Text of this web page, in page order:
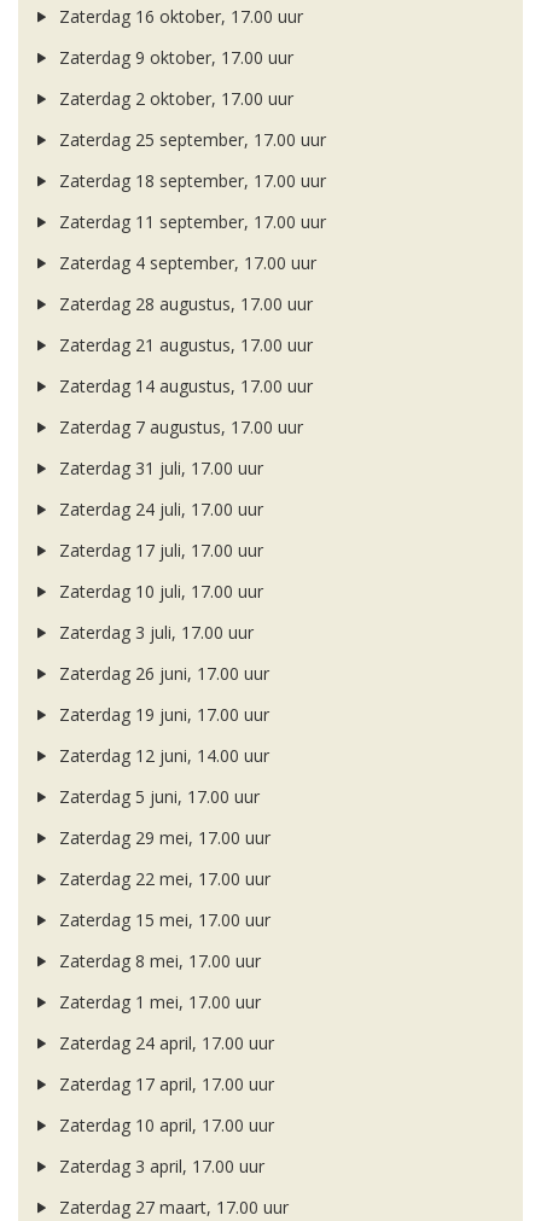
Zaterdag 16 oktober, 17.00 uur
Zaterdag 9 oktober, 17.00 uur
Zaterdag 2 oktober, 17.00 uur
Zaterdag 25 september, 17.00 uur
Zaterdag 18 september, 17.00 uur
Zaterdag 11 september, 17.00 uur
Zaterdag 4 september, 17.00 uur
Zaterdag 28 augustus, 17.00 uur
Zaterdag 21 augustus, 17.00 uur
Zaterdag 14 augustus, 17.00 uur
Zaterdag 7 augustus, 17.00 uur
Zaterdag 31 juli, 17.00 uur
Zaterdag 24 juli, 17.00 uur
Zaterdag 17 juli, 17.00 uur
Zaterdag 10 juli, 17.00 uur
Zaterdag 3 juli, 17.00 uur
Zaterdag 26 juni, 17.00 uur
Zaterdag 19 juni, 17.00 uur
Zaterdag 12 juni, 14.00 uur
Zaterdag 5 juni, 17.00 uur
Zaterdag 29 mei, 17.00 uur
Zaterdag 22 mei, 17.00 uur
Zaterdag 15 mei, 17.00 uur
Zaterdag 8 mei, 17.00 uur
Zaterdag 1 mei, 17.00 uur
Zaterdag 24 april, 17.00 uur
Zaterdag 17 april, 17.00 uur
Zaterdag 10 april, 17.00 uur
Zaterdag 3 april, 17.00 uur
Zaterdag 27 maart, 17.00 uur